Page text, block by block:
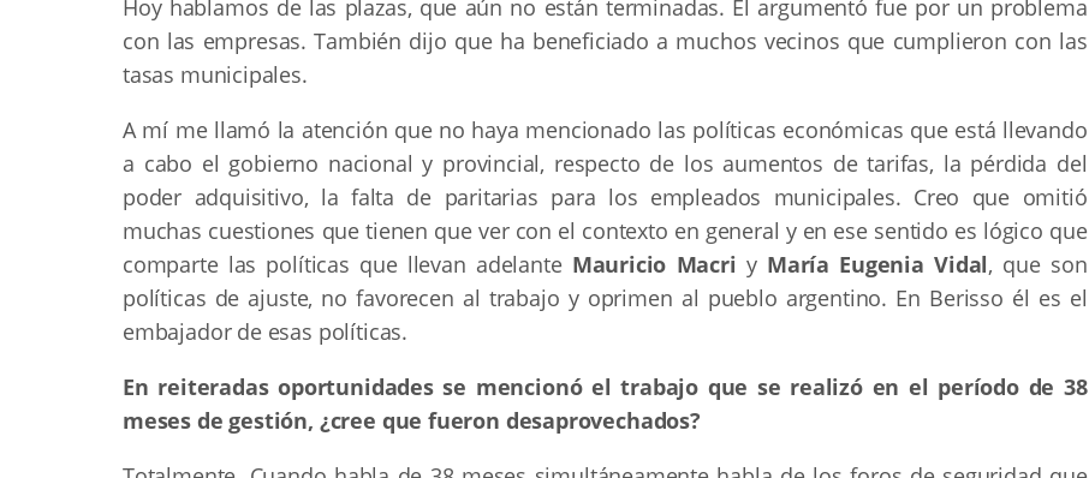
Hoy hablamos de las plazas, que aún no están terminadas. El argumentó fue por un problema
con las empresas. También dijo que ha beneficiado a muchos vecinos que cumplieron con las
tasas municipales.
A mí me llamó la atención que no haya mencionado las políticas económicas que está llevando
a cabo el gobierno nacional y provincial, respecto de los aumentos de tarifas, la pérdida del
poder adquisitivo, la falta de paritarias para los empleados municipales. Creo que omitió
muchas cuestiones que tienen que ver con el contexto en general y en ese sentido es lógico que
comparte las políticas que llevan adelante Mauricio Macri y María Eugenia Vidal, que son
políticas de ajuste, no favorecen al trabajo y oprimen al pueblo argentino. En Berisso él es el
embajador de esas políticas.
En reiteradas oportunidades se mencionó el trabajo que se realizó en el período de 38
meses de gestión, ¿cree que fueron desaprovechados?